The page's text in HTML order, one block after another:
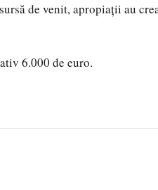
de venit, apropiații au
6.000 de euro.